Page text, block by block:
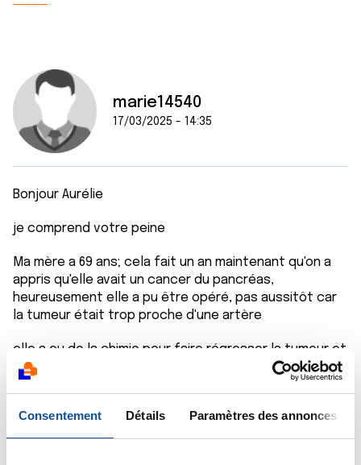
Consentement Détails Paramètres des annonces
marie14540
17/03/2025 - 14:35
Bonjour Aurélie
je comprend votre peine
Ma mère a 69 ans; cela fait un an maintenant qu'on a
appris qu'elle avait un cancer du pancréas,
heureusement elle a pu être opéré, pas aussitôt car
la tumeur était trop proche d'une artère
elle a eu de la chimio pour faire régresser la tumeur et
graçe à cela, elle a pu être opéré
pas, les marqueurs ont remonté